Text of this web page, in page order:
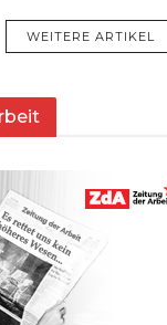
WEITERE ARTIKEL